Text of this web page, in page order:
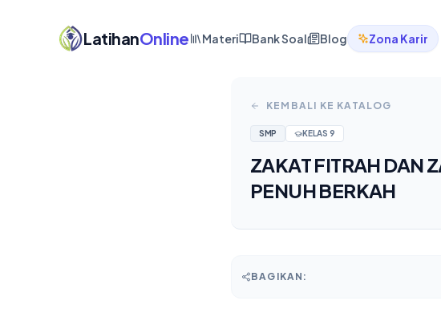
LatihanOnline Materi Bank Soal Blog Zona Karir
KEMBALI KE KATALOG
SMP KELAS 9
ZAKAT FITRAH DAN
PENUH BERKAH
BAGIKAN: